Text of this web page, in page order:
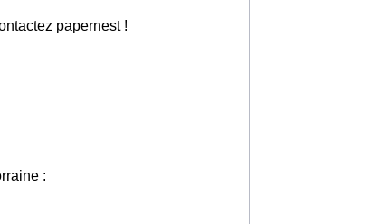
papernest !
: